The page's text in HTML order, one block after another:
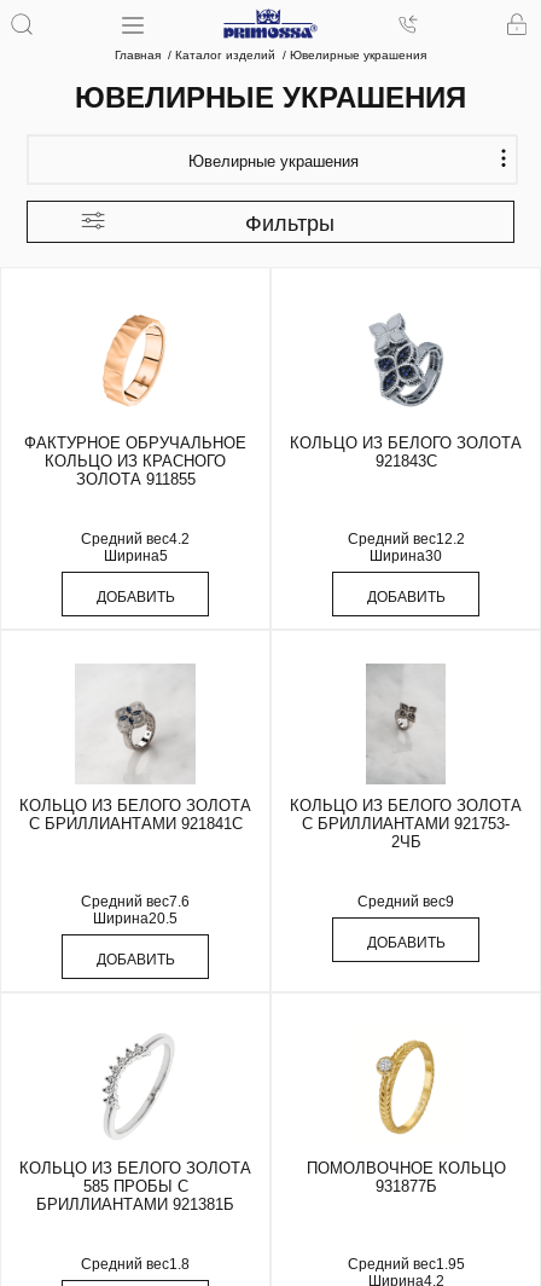
Главная Каталог изделий Ювелирные украшения
ЮВЕЛИРНЫЕ УКРАШЕНИЯ
Ювелирные украшения
Фильтры
ФАКТУРНОЕ ОБРУЧАЛЬНОЕ
КОЛЬЦО ИЗ КРАСНОГО
ЗОЛОТА 911855
Средний вес4.2
Ширина5
ДОБАВИТЬ
КОЛЬЦО ИЗ БЕЛОГО ЗОЛОТА
921843С
Средний вес12.2
Ширина30
ДОБАВИТЬ
КОЛЬЦО ИЗ БЕЛОГО ЗОЛОТА
С БРИЛЛИАНТАМИ 921841С
Средний вес7.6
Ширина20.5
ДОБАВИТЬ
КОЛЬЦО ИЗ БЕЛОГО ЗОЛОТА
С БРИЛЛИАНТАМИ 921753-
2ЧБ
Средний вес9
ДОБАВИТЬ
КОЛЬЦО ИЗ БЕЛОГО ЗОЛОТА
585 ПРОБЫ С
БРИЛЛИАНТАМИ 921381Б
Средний вес1.8
ПОМОЛВОЧНОЕ КОЛЬЦО
931877Б
Средний вес1.95
Ширина4.2